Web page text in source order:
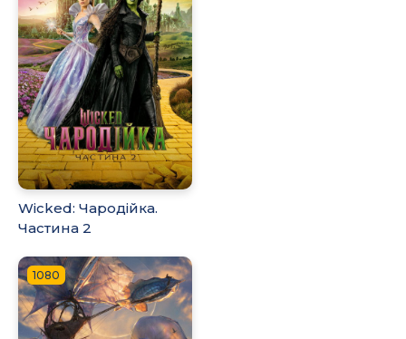
Wicked: Чародійка.
Частина 2
1080